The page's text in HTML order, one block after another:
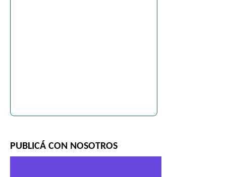
PUBLICÁ CON NOSOTROS